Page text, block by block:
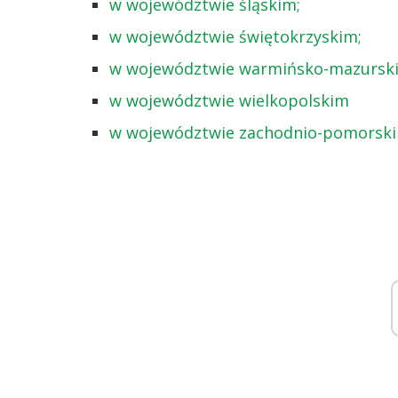
w województwie śląskim;
w województwie świętokrzyskim;
w województwie warmińsko-
w województwie wielkopolskim
w województwie zachodnio-